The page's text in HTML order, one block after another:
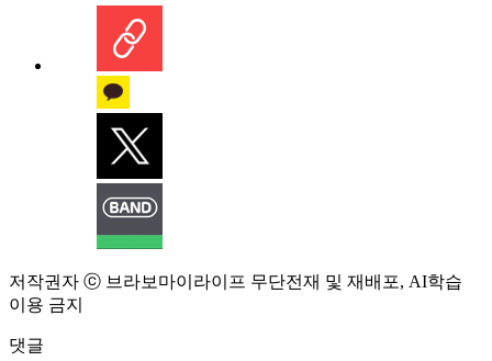
저작권자 ⓒ 브라보마이라이프 무단전재 및 재배포, AI학습
이용 금지
댓글